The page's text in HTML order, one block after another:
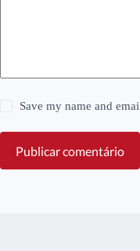
Save my name and
Publicar comentário